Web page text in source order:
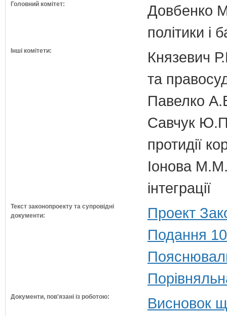
Головний комітет:
Довбенко
політики і
Інші комітети:
Князевич
та
Павелко
Савчук Ю.П.
протидії
Іонова М.М.
інтеграції
Текст законопроекту та супровідні
документи:
Проект
Подання
Документи, пов'язані із роботою:
Висновок